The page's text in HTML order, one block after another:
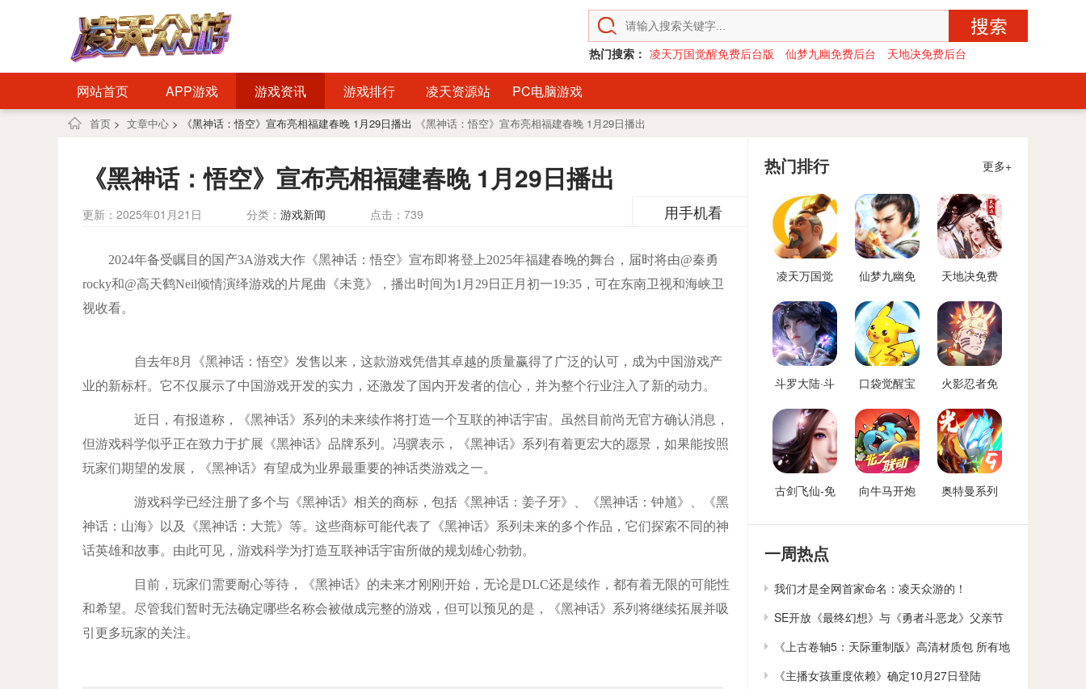
热门搜索： 凌天万国觉醒免费后台版 仙梦九幽免费后台 天地决免费后台
网站首页 APP游戏 游戏资讯 游戏排行 凌天资源站 PC电脑游戏
首页 > 文章中心 > 《黑神话：悟空》宣布亮相福建春晚 1月29日播出 《黑神话：悟空》宣布亮相福建春晚 1月29日播出
《黑神话：悟空》宣布亮相福建春晚 1月29日播出
更新：2025年01月21日 分类： 游戏新闻 点击： 739 用手机看
2024年备受瞩目的国产3A游戏大作《黑神话：悟空》宣布即将登上2025年福建春晚的舞台，届时将由@秦勇
rocky和@高天鹤Neil倾情演绎游戏的片尾曲《未竟》，播出时间为1月29日正月初一19:35，可在东南卫视和海峡卫
视收看。
自去年8月《黑神话：悟空》发售以来，这款游戏凭借其卓越的质量赢得了广泛的认可，成为中国游戏产
业的新标杆。它不仅展示了中国游戏开发的实力，还激发了国内开发者的信心，并为整个行业注入了新的动力。
近日，有报道称，《黑神话》系列的未来续作将打造一个互联的神话宇宙。虽然目前尚无官方确认消息，
但游戏科学似乎正在致力于扩展《黑神话》品牌系列。冯骥表示，《黑神话》系列有着更宏大的愿景，如果能按照
玩家们期望的发展，《黑神话》有望成为业界最重要的神话类游戏之一。
游戏科学已经注册了多个与《黑神话》相关的商标，包括《黑神话：姜子牙》、《黑神话：钟馗》、《黑
神话：山海》以及《黑神话：大荒》等。这些商标可能代表了《黑神话》系列未来的多个作品，它们探索不同的神
话英雄和故事。由此可见，游戏科学为打造互联神话宇宙所做的规划雄心勃勃。
目前，玩家们需要耐心等待，《黑神话》的未来才刚刚开始，无论是DLC还是续作，都有着无限的可能性
和希望。尽管我们暂时无法确定哪些名称会被做成完整的游戏，但可以预见的是，《黑神话》系列将继续拓展并吸
引更多玩家的关注。
热门排行 更多+
凌天万国觉
版
仙梦九幽免
天地决免费
斗罗大陆·斗
后台版
口袋觉醒宝
费后台
火影忍者免
古剑飞仙-免
向牛马开炮
向僵尸开炮
奥特曼系列
后台
一周热点
我们才是全网首家命名：凌天众游的！
SE开放《最终幻想》与《勇者斗恶龙》父亲节
贺卡下载
《上古卷轴5：天际重制版》高清材质包 所有地
貌大修
《主播女孩重度依赖》确定10月27日登陆